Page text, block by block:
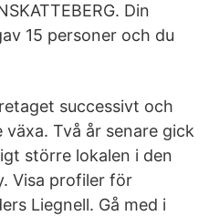
Din
15 personer och du
successivt och
Två år senare gick
större lokalen i den
Visa profiler för
Liegnell. Gå med i